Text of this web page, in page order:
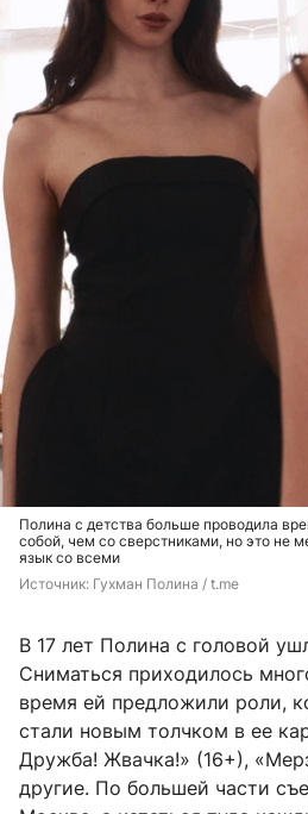
Полина с детства больше проводила
собой, чем со сверстниками, но это не
язык со всеми
Источник: Гухман Полина / t.me
В 17 лет Полина с головой
Сниматься приходилось
время ей предложили роли,
стали новым толчком в ее
Дружба! Жвачка!» (16+),
другие. По большей части